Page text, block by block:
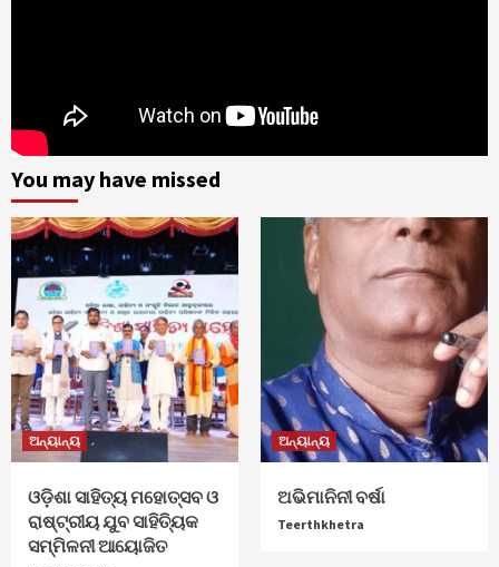
You may have missed
ଅନ୍ୟାନ୍ୟ
ଓଡ଼ିଶା ସାହିତ୍ୟ ମହୋତ୍ସବ ଓ
ରାଷ୍ଟ୍ରୀୟ ଯୁବ ସାହିତ୍ୟିକ
ସମ୍ମିଳନୀ ଆୟୋଜିତ
ଅନ୍ୟାନ୍ୟ
ଅଭିମାନିନୀ ବର୍ଷା
Teerthkhetra